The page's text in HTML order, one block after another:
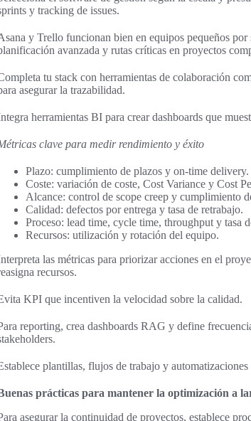
y tracking de issues.
y Trello funcionan bien en equipos pequeños
avanzada y rutas críticas en proyectos
tu stack con herramientas de colaboración
asegurar la trazabilidad.
herramientas BI para crear dashboards que
clave para medir rendimiento y éxito
Plazo: cumplimiento de plazos y on-time delivery.
Coste: variación de coste, Cost Variance y Cost
Alcance: control de scope creep y cumplimiento
Calidad: defectos por entrega y tasa de retrabajo.
Proceso: lead time, cycle time, throughput y tasa
Recursos: utilización y rotación del equipo.
las métricas para priorizar acciones en el
recursos.
KPI que incentiven la velocidad sobre la calidad.
reporting, crea dashboards RAG y define
plantillas, flujos de trabajo y
prácticas para mantener la optimización a
asegurar la continuidad de proyectos, establece